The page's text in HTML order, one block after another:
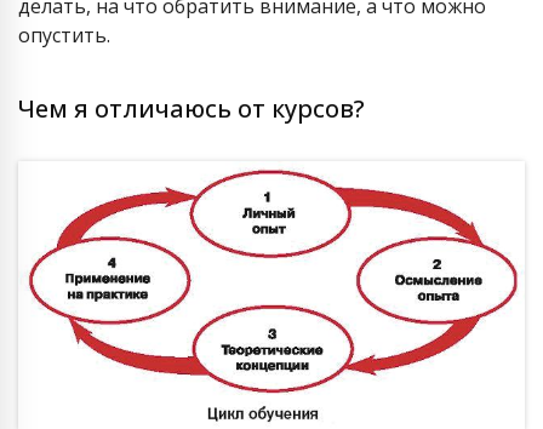
делать, на что обратить внимание, а что можно
опустить.
Чем я отличаюсь от курсов?